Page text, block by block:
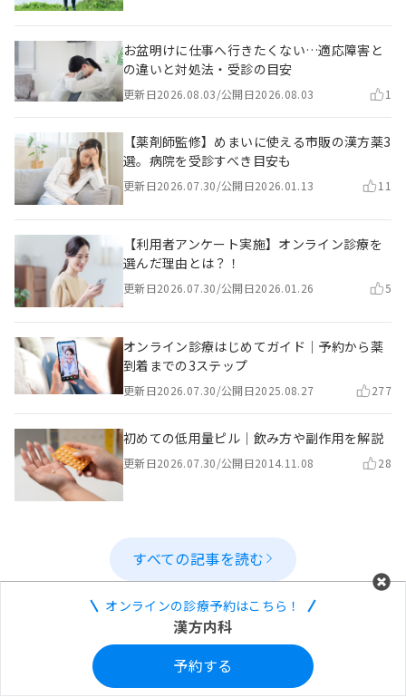
お盆明けに仕事へ行きたくない…適応障害と
の違いと対処法・受診の目安
更新日2026.08.03/公開日2026.08.03 1
【薬剤師監修】めまいに使える市販の漢方薬3
選。病院を受診すべき目安も
更新日2026.07.30/公開日2026.01.13 11
【利用者アンケート実施】オンライン診療を
選んだ理由とは？！
更新日2026.07.30/公開日2026.01.26 5
オンライン診療はじめてガイド｜予約から薬
到着までの3ステップ
更新日2026.07.30/公開日2025.08.27 277
初めての低用量ピル｜飲み方や副作用を解説
更新日2026.07.30/公開日2014.11.08 28
すべての記事を読む
オンラインの診療予約はこちら！
漢方内科
予約する